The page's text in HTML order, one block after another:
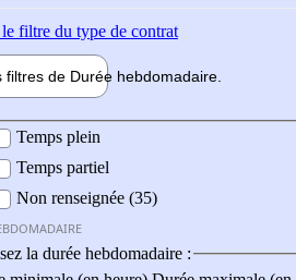
filtre du type de contrat
filtres de Durée hebdomadaire
Temps plein
Temps partiel
Non renseignée (35)
la durée hebdomadaire :